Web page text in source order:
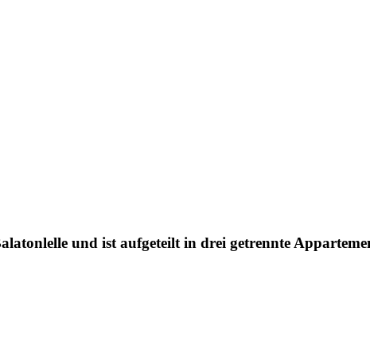
und ist aufgeteilt in drei getrennte